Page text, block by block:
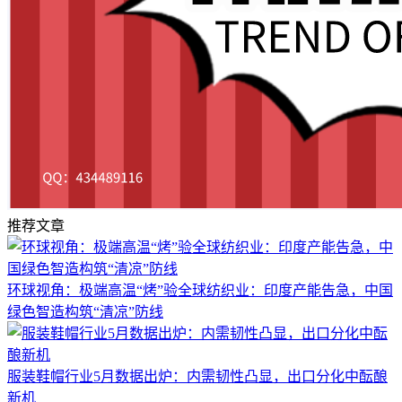
推荐文章
环球视角：极端高温“烤”验全球纺织业：印度产能告急，中国
绿色智造构筑“清凉”防线
服装鞋帽行业5月数据出炉：内需韧性凸显，出口分化中酝酿
新机